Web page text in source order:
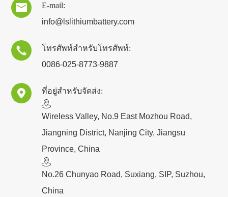

E-mail:
info@lslithiumbattery.com

โทรศัพท์สำหรับโทรศัพท์:
0086-025-8773-9887
 ที่อยู่สำหรับจัดส่ง:
​Wireless Valley, No.9 East Mozhou Road,
Jiangning District, Nanjing City, Jiangsu
Province, China
No.26 Chunyao Road, Suxiang, SIP, Suzhou,
China